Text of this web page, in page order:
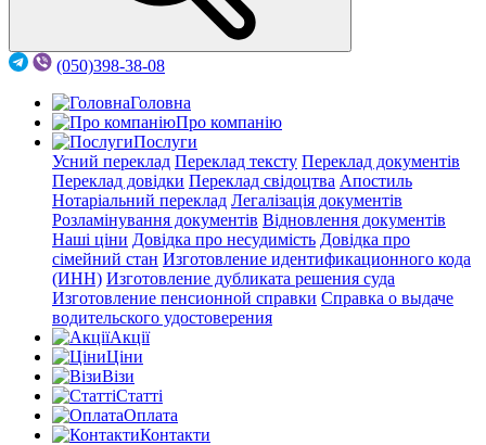
(050)398-38-08
Головна
Про компанію
Послуги
Усний переклад Переклад тексту Переклад документів
Переклад довідки Переклад свідоцтва Апостиль
Нотаріальний переклад Легалізація документів
Розламінування документів Відновлення документів
Наші ціни Довідка про несудимість Довідка про
сімейний стан Изготовление идентификационного кода
(ИНН) Изготовление дубликата решения суда
Изготовление пенсионной справки Справка о выдаче
водительского удостоверения
Акції
Цiни
Візи
Статті
Оплата
Контакти